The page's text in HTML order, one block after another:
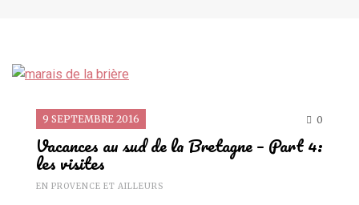
9 SEPTEMBRE 2016 0
Vacances au sud de la Bretagne – Part 4:
les visites
EN PROVENCE ET AILLEURS